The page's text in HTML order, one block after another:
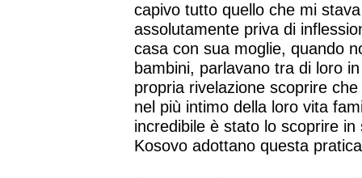
capivo tutto quello che mi
assolutamente priva di
casa con sua moglie, quando
bambini, parlavano tra di loro
propria rivelazione scoprire
nel più intimo della loro vita
incredibile è stato lo scoprire
Kosovo adottano questa